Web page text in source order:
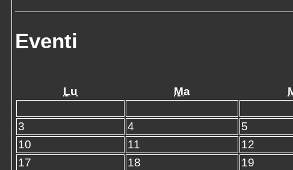
Eventi
Lu
Ma
3
4 5
10
11 12
17
18 19